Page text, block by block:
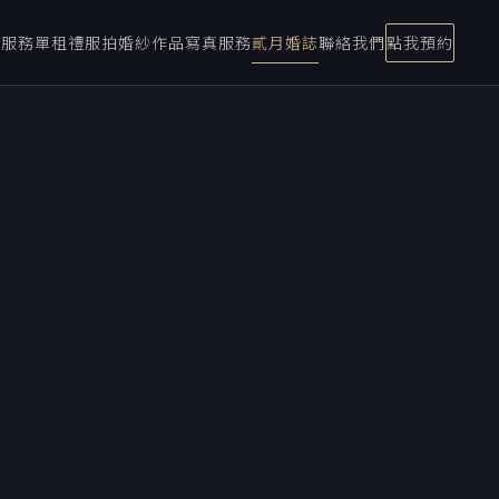
務單租禮服拍婚紗作品寫真服務貳月婚誌聯絡我們 點我預約